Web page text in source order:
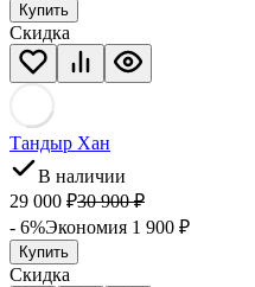
Купить
Скидка
Тандыр Хан
В наличии
29 000 ₽30 900 ₽
- 6%Экономия 1 900 ₽
Купить
Скидка